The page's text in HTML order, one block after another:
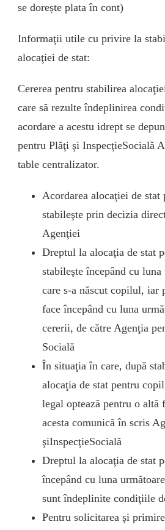
se dorește plata în cont)
Informaţii utile cu privire la
alocaţiei de stat:
Cererea pentru stabilirea
care să rezulte îndeplinirea
acordare a acestu idrept se
pentru Plăţi şi InspecţieSocială
table centralizator.
Acordarea alocaţiei de stat
stabileşte prin decizia
Agenţiei
Dreptul la alocaţia de stat
stabileşte începând cu
care s-a născut copilul, iar
face începând cu luna
cererii, de către Agenţia
Socială
În situaţia în care, după
alocaţia de stat pentru
legal optează pentru o altă
acesta comunică în scris
şiInspecţieSocială
Dreptul la alocaţia de stat
începând cu luna
sunt îndeplinite condiţiile
Pentru solicitarea şi